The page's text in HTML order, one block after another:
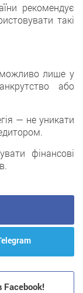
рекомендує
такі
лише у
або
— не уникати
фінансові
Facebook!